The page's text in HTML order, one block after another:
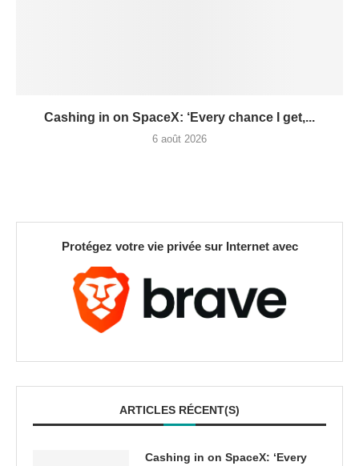
Cashing in on SpaceX: ‘Every chance I get,...
6 août 2026
Protégez votre vie privée sur Internet avec
ARTICLES RÉCENT(S)
Cashing in on SpaceX: ‘Every